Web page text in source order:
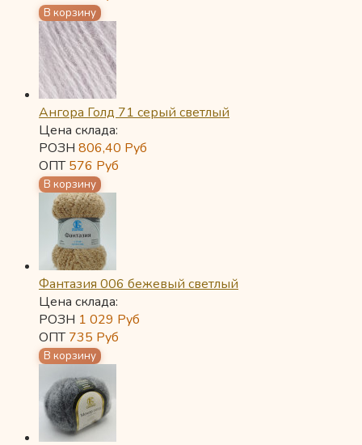
Ангора Голд 71 серый светлый
Цена склада:
РОЗН 806,40 Руб
ОПТ576 Руб
Фантазия 006 бежевый светлый
Цена склада:
РОЗН 1 029 Руб
ОПТ735 Руб